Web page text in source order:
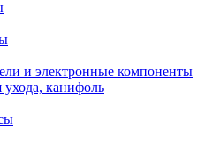
и электронные компоненты
ухода, канифоль